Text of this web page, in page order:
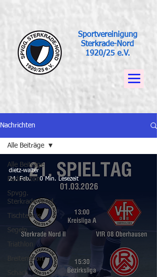
Sportvereinigung
Sterkrade-Nord
1920/25 e.V.
Nachrichten
Alle Beiträge
Badminton
Spvgg.
Sterkrade-Nord
Tischtennis
Segeln
Triathlon
Breitensport
Schach
Alle Beiträge
dietz-walter
24. Feb.
0 Min. Lesezeit